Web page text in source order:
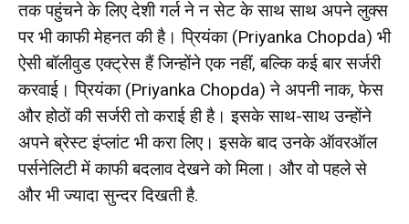
तक पहुंचने के लिए देशी गर्ल ने न सेट के साथ साथ अपने लुक्स
पर भी काफी मेहनत की है। प्रियंका (Priyanka Chopda) भी
ऐसी बॉलीवुड एक्ट्रेस हैं जिन्होंने एक नहीं, बल्कि कई बार सर्जरी
करवाई। प्रियंका (Priyanka Chopda) ने अपनी नाक, फेस
और होठों की सर्जरी तो कराई ही है। इसके साथ-साथ उन्होंने
अपने ब्रेस्ट इंप्लांट भी करा लिए। इसके बाद उनके ऑवरऑल
पर्सनेलिटी में काफी बदलाव देखने को मिला। और वो पहले से
और भी ज्यादा सुन्दर दिखती है.